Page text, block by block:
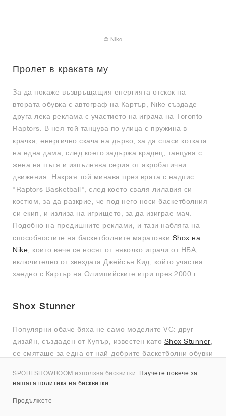
© Nike
Пролет в краката му
За да покаже възвръщащия енергията отскок на
втората обувка с автограф на Картър, Nike създаде
друга лека реклама с участието на играча на Toronto
Raptors. В нея той танцува по улица с пружина в
крачка, енергично скача на дърво, за да спаси котката
на една дама, след което задържа крадец, танцува с
жена на пътя и изпълнява серия от акробатични
движения. Накрая той минава през врата с надпис
"Raptors Basketball", след което сваля лилавия си
костюм, за да разкрие, че под него носи баскетболния
си екип, и излиза на игрището, за да изиграе мач.
Подобно на предишните реклами, и тази набляга на
способностите на баскетболните маратонки Shox на
Nike,
които вече се носят от няколко играчи от НБА,
включително от звездата Джейсън Кид, който участва
заедно с Картър на Олимпийските игри през 2000 г.
Shox Stunner
Популярни обаче бяха не само моделите VC: друг
дизайн, създаден от Купър, известен като Shox Stunner
се смяташе за една от най-добрите баскетболни обувки
появява, след като Купър и колегата му дизайнер Ерик
Бонд със специална обувка, посветена на творческото
SPORTSHOWROOM използва бисквитки. Научете повече за
нашата политика на бисквитки.
Продължете